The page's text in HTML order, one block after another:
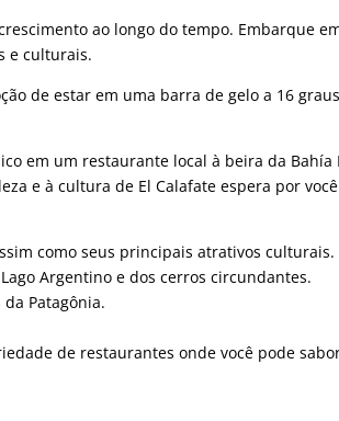
ao longo do tempo. Embarque
e culturais.
de estar em uma barra de gelo a 16
em um restaurante local à beira da Bahía
e à cultura de El Calafate espera por
como seus principais atrativos culturais.
Argentino e dos cerros circundantes.
Patagônia.
de restaurantes onde você pode